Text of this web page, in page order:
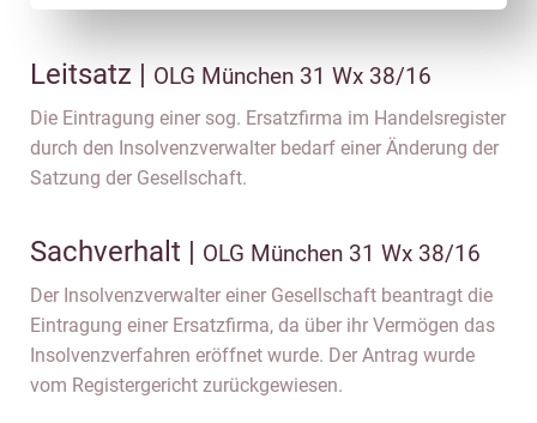
Leitsatz | OLG München 31 Wx 38/16
Die Eintragung einer sog. Ersatzfirma im Handelsregister
durch den Insolvenzverwalter bedarf einer Änderung der
Satzung der Gesellschaft.
Sachverhalt | OLG München 31 Wx 38/16
Der Insolvenzverwalter einer Gesellschaft beantragt die
Eintragung einer Ersatzfirma, da über ihr Vermögen das
Insolvenzverfahren eröffnet wurde. Der Antrag wurde
vom Registergericht zurückgewiesen.